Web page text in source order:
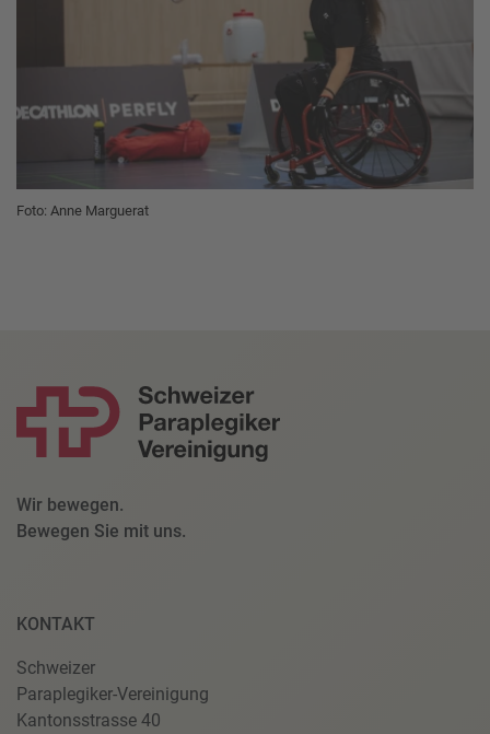
Foto: Anne Marguerat
Wir bewegen.
Bewegen Sie mit uns.
KONTAKT
Schweizer
Paraplegiker-Vereinigung
Kantonsstrasse 40